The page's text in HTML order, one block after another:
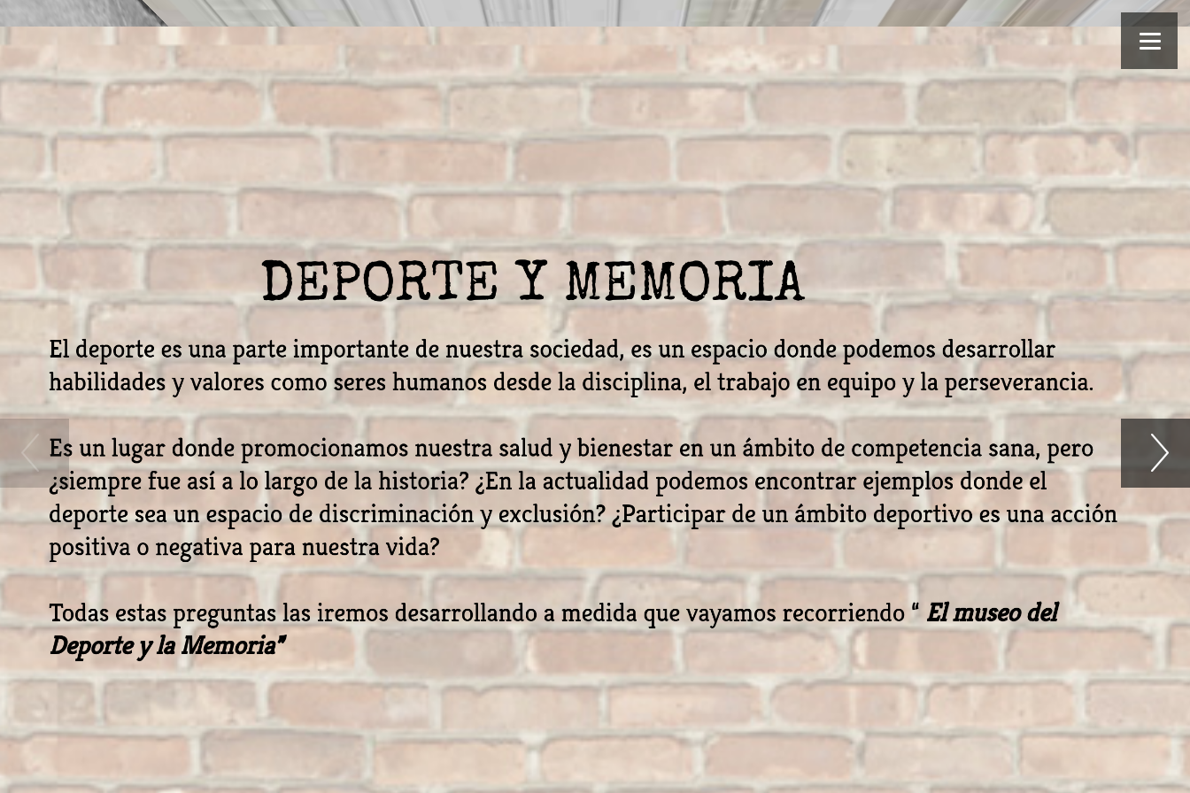
DEPORTE Y MEMORIA
El deporte es una parte importante de nuestra sociedad, es un espacio donde podemos desarrollar
habilidades y valores como seres humanos desde la disciplina, el trabajo en equipo y la perseverancia.
Es un lugar donde promocionamos nuestra salud y bienestar en un ámbito de competencia sana, pero
¿siempre fue así a lo largo de la historia? ¿En la actualidad podemos encontrar ejemplos donde el
deporte sea un espacio de discriminación y exclusión? ¿Participar de un ámbito deportivo es una acción
positiva o negativa para nuestra vida?
Todas estas preguntas las iremos desarrollando a medida que vayamos recorriendo “ El museo del
Deporte y la Memoria”